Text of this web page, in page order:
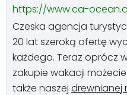
https://www.ca-
Czeska agencja
20 lat szeroką ofertę
każdego. Teraz oprócz
zakupie wakacji
także naszej drewnianej